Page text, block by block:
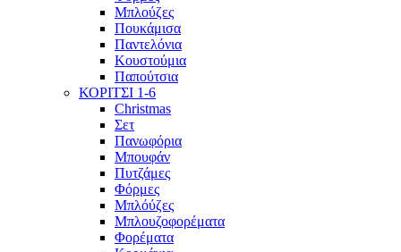
Μπλούζες
Πουκάμισα
Παντελόνια
Κουστούμια
Παπούτσια
ΚΟΡΙΤΣΙ 1-6
Christmas
Σετ
Πανωφόρια
Μπουφάν
Πυτζάμες
Φόρμες
Μπλόύζες
Μπλουζοφορέματα
Φορέματα